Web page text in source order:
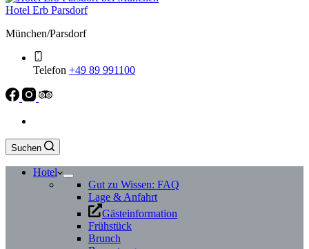
Hotel Erb Parsdorf
München/Parsdorf
Telefon +49 89 991100
Suchen
Hotel
Gut zu Wissen: FAQ
Lage & Anfahrt
Gästeinformation
Frühstück
Brunch